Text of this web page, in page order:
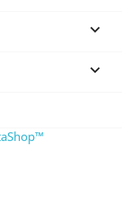

